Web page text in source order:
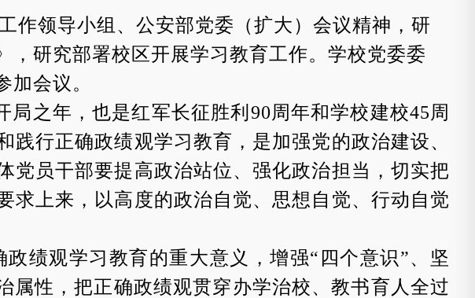
作领导小组、公安部党委（扩大）会议精神 ，研
，研究部署校区开展学习教育工作。学校党委委
加会议。
局之年 ，也是红军长征胜利 90周年和学校建校45周
践行正确政绩观学习教育，是加强党的政治建设、
党员干部要提高政治站位、强化政治担当，切实把
求上来，以高度的政治自觉、思想自觉、行动自觉
绩观学习教育的重大意义 ，增强“ 四个意识”、坚
属性，把正确政绩观贯穿办学治校、教书育人全过